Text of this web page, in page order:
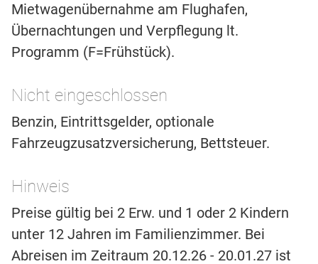
Mietwagenübernahme am Flughafen,
Übernachtungen und Verpflegung lt.
Programm (F=Frühstück).
Nicht eingeschlossen
Benzin, Eintrittsgelder, optionale
Fahrzeugzusatzversicherung, Bettsteuer.
Hinweis
Preise gültig bei 2 Erw. und 1 oder 2 Kindern
unter 12 Jahren im Familienzimmer. Bei
Abreisen im Zeitraum 20.12.26 - 20.01.27 ist